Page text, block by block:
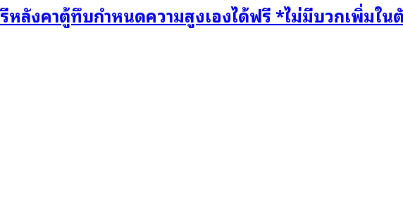
ลังคาตู้ทึบกำหนดความสูงเองได้ฟรี *ไม่มีบวกเพิ่มใน